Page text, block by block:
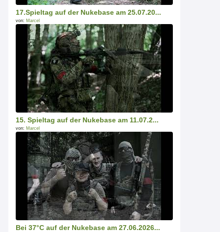
17.Spieltag auf der Nukebase am 25.07.20...
von: Marcel
15. Spieltag auf der Nukebase am 11.07.2...
von: Marcel
Bei 37°C auf der Nukebase am 27.06.2026...